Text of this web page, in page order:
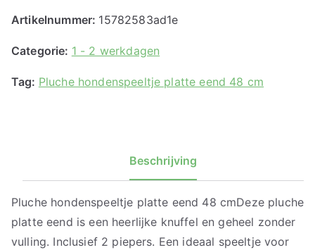
Artikelnummer: 15782583ad1e
Categorie: 1 - 2 werkdagen
Tag: Pluche hondenspeeltje platte eend 48 cm
Beschrijving
Pluche hondenspeeltje platte eend 48 cmDeze pluche
platte eend is een heerlijke knuffel en geheel zonder
vulling. Inclusief 2 piepers. Een ideaal speeltje voor